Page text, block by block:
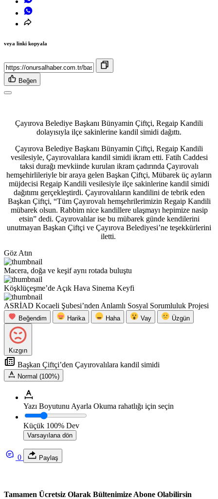
veya linki kopyala
Beğen
Çayırova Belediye Başkanı Bünyamin Çiftçi, Regaip Kandili
dolayısıyla ilçe sakinlerine kandil simidi dağıttı.
Çayırova Belediye Başkanı Bünyamin Çiftçi, Regaip Kandili
vesilesiyle, Çayırovalılara kandil simidi ikram etti. Fatih Caddesi
taksi durağı mevkiinde kurulan ikram çadırında Çayırovalı
hemşehirlileriyle bir araya gelen Başkan Çiftçi, Mübarek üç ayların
müjdecisi Regaip Kandili vesilesiyle ilçe sakinlerine kandil simidi
dağıtımı gerçekleştirdi. Çayırovalıların kandilini de tebrik eden
Başkan Çiftçi, “Tüm Çayırovalı hemşehrilerimizin Regaip Kandili
mübarek olsun. Rabbim nice kandillere ulaşmayı hepimize nasip
etsin” dedi. Çayırovalılar ise bu mübarek günde kendilerini
unutmayan Başkan Çiftçi ve Çayırova Belediyesi’ne teşekkürlerini
iletti.
Göz Atın
Macera, doğa ve keşif aynı rotada buluştu
Köşklüçeşme’de Açık Hava Sinema Keyfi
ASRİAD Kocaeli Şubesi’nden Anlamlı Sosyal Sorumluluk Projesi
Beğendim Harika Haha Vay Üzgün
Kızgın
Başkan Çiftçi’den Çayırovalılara kandil simidi
Normal (100%)
Yazı Boyutunu Ayarla Okuma rahatlığı için seçin
Küçük 100% Dev
Varsayılana dön
0 Paylaş
Tamamen Ücretsiz Olarak Bültenimize Abone Olabilirsin